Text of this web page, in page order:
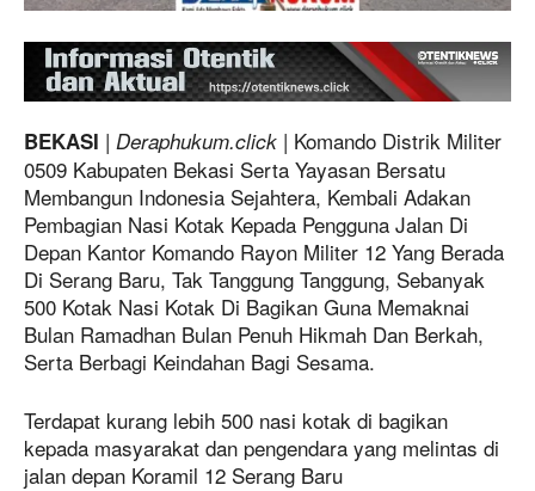
BEKASI | Deraphukum.click | Komando Distrik Militer
0509 Kabupaten Bekasi Serta Yayasan Bersatu
Membangun Indonesia Sejahtera, Kembali Adakan
Pembagian Nasi Kotak Kepada Pengguna Jalan Di
Depan Kantor Komando Rayon Militer 12 Yang Berada
Di Serang Baru, Tak Tanggung Tanggung, Sebanyak
500 Kotak Nasi Kotak Di Bagikan Guna Memaknai
Bulan Ramadhan Bulan Penuh Hikmah Dan Berkah,
Serta Berbagi Keindahan Bagi Sesama.
Terdapat kurang lebih 500 nasi kotak di bagikan
kepada masyarakat dan pengendara yang melintas di
jalan depan Koramil 12 Serang Baru